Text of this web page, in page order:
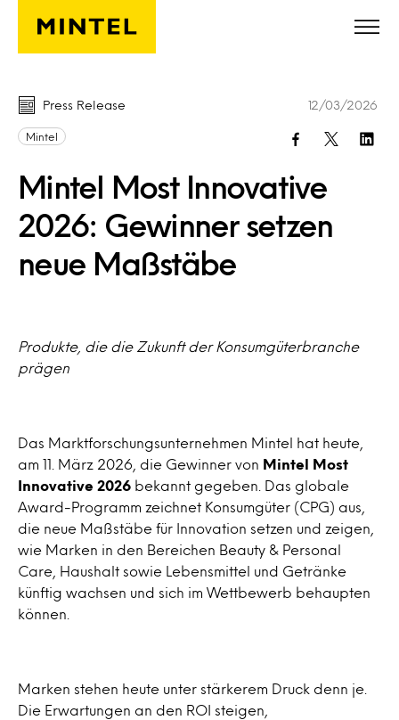
Skip to main content
Press Release
Mintel
Mintel Most Innovative
2026: Gewinner setzen
neue Maßstäbe
12/03/2026
Produkte, die die Zukunft der Konsumgüterbranche
prägen
Das Marktforschungsunternehmen Mintel hat heute,
am 11. März 2026, die Gewinner von
Mintel Most
Innovative 2026 bekannt gegeben. Das globale
Award-Programm zeichnet Konsumgüter (CPG) aus,
die neue Maßstäbe für Innovation setzen und zeigen,
wie Marken in den Bereichen Beauty & Personal
Care, Haushalt sowie Lebensmittel und Getränke
künftig wachsen und sich im Wettbewerb behaupten
können.
Marken stehen heute unter stärkerem Druck denn je.
Die Erwartungen an den ROI steigen,